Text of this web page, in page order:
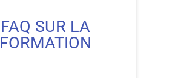
FAQ SUR LA
FORMATION